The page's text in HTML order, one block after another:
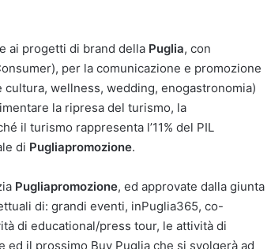
ai progetti di brand della Puglia, con
per la comunicazione e promozione
wellness, wedding, enogastronomia)
la ripresa del turismo, la
il turismo rappresenta l’11% del PIL
di Pugliapromozione.
Pugliapromozione, ed approvate dalla giunta
di: grandi eventi, inPuglia365, co-
di educational/press tour, le attività di
il prossimo Buy Puglia che si svolgerà ad